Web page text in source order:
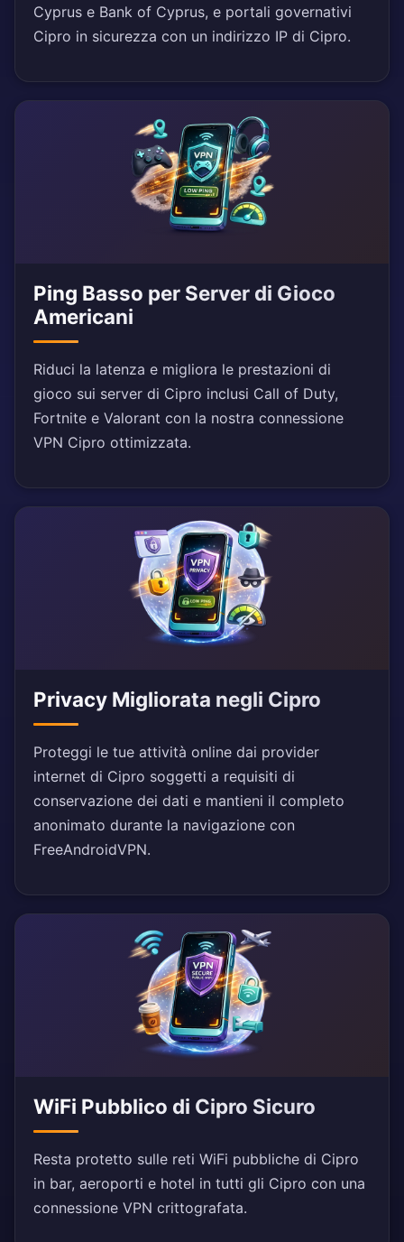
Cyprus e Bank of Cyprus, e portali governativi
Cipro in sicurezza con un indirizzo IP di Cipro.
Ping Basso per Server di Gioco
Americani
Riduci la latenza e migliora le prestazioni di
gioco sui server di Cipro inclusi Call of Duty,
Fortnite e Valorant con la nostra connessione
VPN Cipro ottimizzata.
Privacy Migliorata negli Cipro
Proteggi le tue attività online dai provider
internet di Cipro soggetti a requisiti di
conservazione dei dati e mantieni il completo
anonimato durante la navigazione con
FreeAndroidVPN.
WiFi Pubblico di Cipro Sicuro
Resta protetto sulle reti WiFi pubbliche di Cipro
in bar, aeroporti e hotel in tutti gli Cipro con una
connessione VPN crittografata.